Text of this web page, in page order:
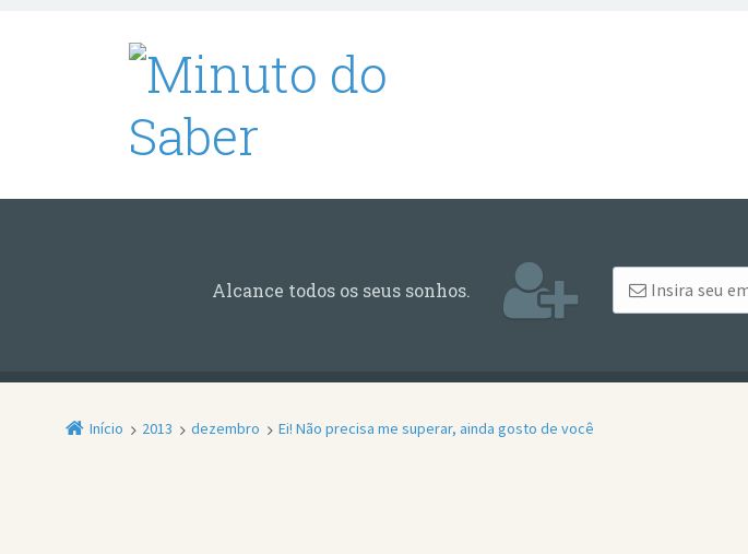
Alcance todos os seus sonhos.
Início 2013 dezembro Ei! Não precisa me superar, ainda gosto de você